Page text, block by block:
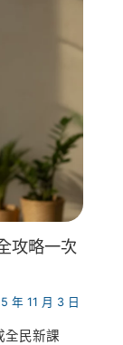
攻略一次
年 11 月 3 日
全民新課